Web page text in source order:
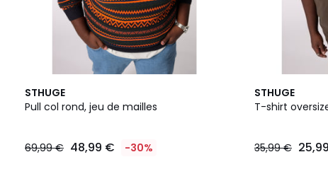
STHUGE
Pull col rond, jeu de mailles
69,99 € 48,99 € -30%
STHUGE
T-shirt
35,99 €